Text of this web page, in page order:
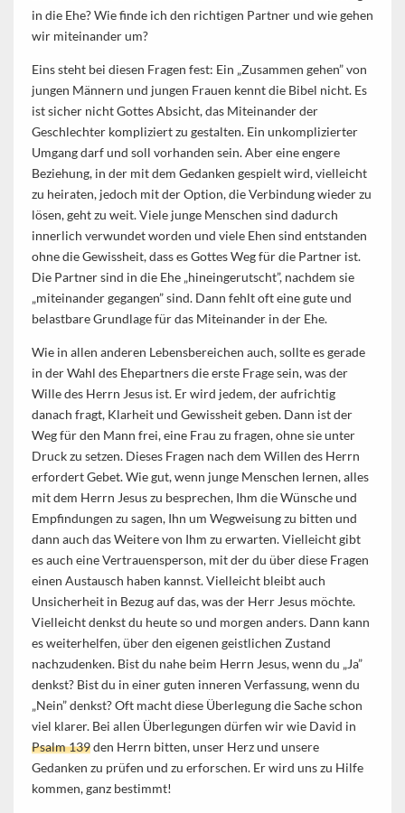
in die Ehe? Wie finde ich den richtigen Partner und wie gehen
wir miteinander um?
Eins steht bei diesen Fragen fest: Ein „Zusammen gehen” von
jungen Männern und jungen Frauen kennt die Bibel nicht. Es
ist sicher nicht Gottes Absicht, das Miteinander der
Geschlechter kompliziert zu gestalten. Ein unkomplizierter
Umgang darf und soll vorhanden sein. Aber eine engere
Beziehung, in der mit dem Gedanken gespielt wird, vielleicht
zu heiraten, jedoch mit der Option, die Verbindung wieder zu
lösen, geht zu weit. Viele junge Menschen sind dadurch
innerlich verwundet worden und viele Ehen sind entstanden
ohne die Gewissheit, dass es Gottes Weg für die Partner ist.
Die Partner sind in die Ehe „hineingerutscht”, nachdem sie
„miteinander gegangen” sind. Dann fehlt oft eine gute und
belastbare Grundlage für das Miteinander in der Ehe.
Wie in allen anderen Lebensbereichen auch, sollte es gerade
in der Wahl des Ehepartners die erste Frage sein, was der
Wille des Herrn Jesus ist. Er wird jedem, der aufrichtig
danach fragt, Klarheit und Gewissheit geben. Dann ist der
Weg für den Mann frei, eine Frau zu fragen, ohne sie unter
Druck zu setzen. Dieses Fragen nach dem Willen des Herrn
erfordert Gebet. Wie gut, wenn junge Menschen lernen, alles
mit dem Herrn Jesus zu besprechen, Ihm die Wünsche und
Empfindungen zu sagen, Ihn um Wegweisung zu bitten und
dann auch das Weitere von Ihm zu erwarten. Vielleicht gibt
es auch eine Vertrauensperson, mit der du über diese Fragen
einen Austausch haben kannst. Vielleicht bleibt auch
Unsicherheit in Bezug auf das, was der Herr Jesus möchte.
Vielleicht denkst du heute so und morgen anders. Dann kann
es weiterhelfen, über den eigenen geistlichen Zustand
nachzudenken. Bist du nahe beim Herrn Jesus, wenn du „Ja”
denkst? Bist du in einer guten inneren Verfassung, wenn du
„Nein” denkst? Oft macht diese Überlegung die Sache schon
viel klarer. Bei allen Überlegungen dürfen wir wie David in
Psalm 139den Herrn bitten, unser Herz und unsere
Gedanken zu prüfen und zu erforschen. Er wird uns zu Hilfe
kommen, ganz bestimmt!